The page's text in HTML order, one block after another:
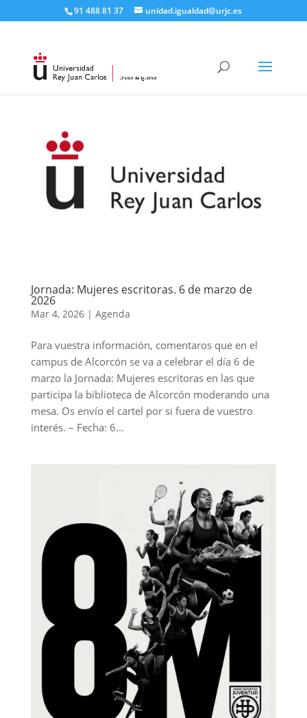
91 488 81 37 unidad.igualdad@urjc.es
Jornada: Mujeres escritoras. 6 de marzo de
2026
Mar 4, 2026| Agenda
Para vuestra información, comentaros que en el
campus de Alcorcón se va a celebrar el día 6 de
marzo la Jornada: Mujeres escritoras en las que
participa la biblioteca de Alcorcón moderando una
mesa. Os envío el cartel por si fuera de vuestro
interés. – Fecha: 6...